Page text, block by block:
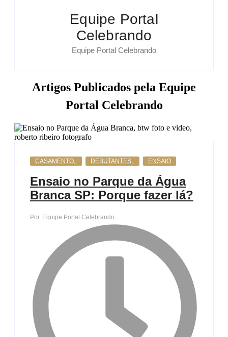
Equipe Portal
Celebrando
Equipe Portal Celebrando
Artigos Publicados pela Equipe
Portal Celebrando
CASAMENTO, DEBUTANTES, ENSAIO
Ensaio no Parque da Água
Branca SP: Porque fazer lá?
Por Equipe Portal Celebrando